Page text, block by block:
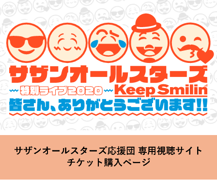
サザンオールスターズ 特別ライブ 2020
「Keep Smilin’～皆さん、ありがとうございます!!～」
2020.06.25 Thu 20:00 Start at 横浜アリーナ